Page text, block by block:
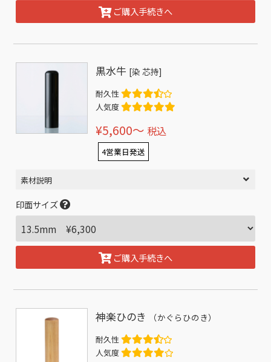
ご購入手続きへ
黒水牛 [染 芯持]
耐久性
人気度
¥5,600〜 税込
4営業日発送
素材説明
印面サイズ
ご購入手続きへ
神楽ひのき （かぐらひのき）
耐久性
人気度